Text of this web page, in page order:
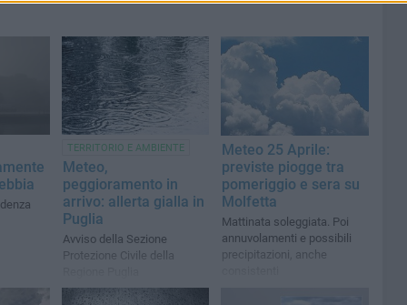
TERRITORIO E AMBIENTE
Meteo,
peggioramento in
arrivo: allerta gialla in
Puglia
Avviso della Sezione
Protezione Civile della
Meteo 25 Aprile:
previste piogge tra
pomeriggio e sera su
Molfetta
Mattinata soleggiata. Poi
annuvolamenti e possibili
precipitazioni, anche